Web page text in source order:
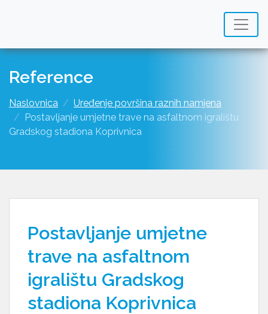
Reference
Naslovnica
Uređenje površina raznih namjena
Postavljanje umjetne trave na asfaltnom igralištu
Gradskog stadiona Koprivnica
Postavljanje umjetne
trave na asfaltnom
igralištu Gradskog
stadiona Koprivnica